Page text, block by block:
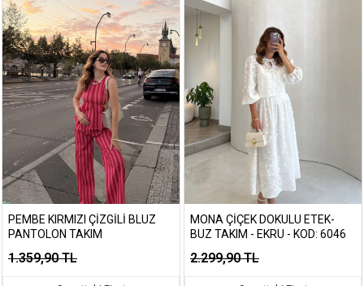
PEMBE KIRMIZI ÇIZGILI BLUZ
PANTOLON TAKIM
1.359,90 TL
MONA ÇIÇEK DOKULU ETEK-
BUZ TAKIM - EKRU - KOD: 6046
2.299,90 TL